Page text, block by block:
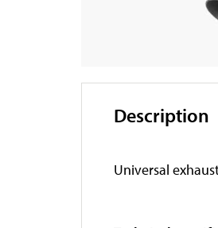
Description
Universal